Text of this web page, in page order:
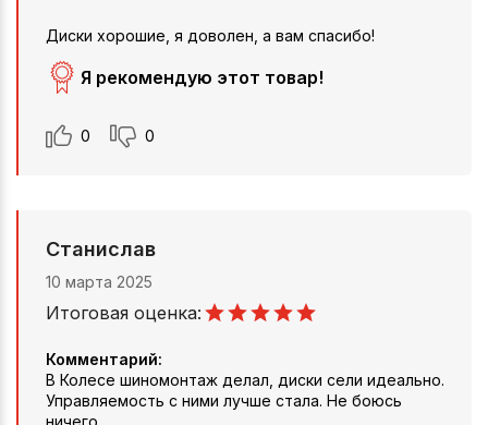
Диски хорошие, я доволен, а вам спасибо!
Я рекомендую этот товар!
0 0
Станислав
10 марта 2025
Итоговая оценка:
Комментарий:
В Колесе шиномонтаж делал, диски сели идеально.
Управляемость с ними лучше стала. Не боюсь
ничего.